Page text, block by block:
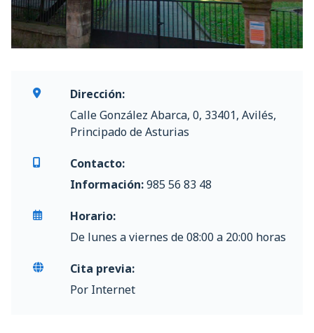
Dirección:
Calle González Abarca, 0, 33401, Avilés,
Principado de Asturias
Contacto:
Información:985 56 83 48
Horario:
De lunes a viernes de 08:00 a 20:00 horas
Cita previa:
Por Internet